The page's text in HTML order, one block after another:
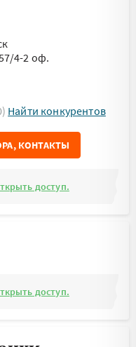
4-2 оф.
Найти конкурентов
КОНТАКТЫ
доступ.
доступ.